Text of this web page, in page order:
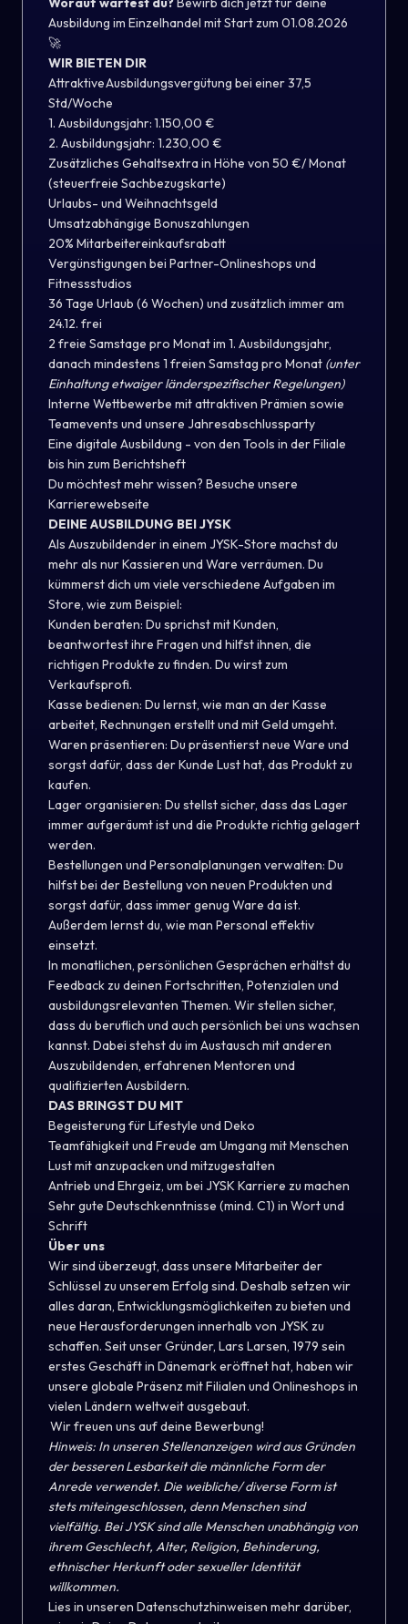
Ausbildung im Einzelhandel mit Start zum 01.08.2026
🚀
WIR BIETEN DIR
Attraktive Ausbildungsvergütung bei einer 37,5
Std/Woche
1. Ausbildungsjahr: 1.150,00 €
2. Ausbildungsjahr: 1.230,00 €
Zusätzliches Gehaltsextra in Höhe von 50 €/ Monat
(steuerfreie Sachbezugskarte)
Urlaubs- und Weihnachtsgeld
Umsatzabhängige Bonuszahlungen
20% Mitarbeitereinkaufsrabatt
Vergünstigungen bei Partner-Onlineshops und
Fitnessstudios
36 Tage Urlaub (6 Wochen) und zusätzlich immer am
24.12. frei
2 freie Samstage pro Monat im 1. Ausbildungsjahr,
danach mindestens 1 freien Samstag pro Monat (unter
Einhaltung etwaiger länderspezifischer Regelungen)
Interne Wettbewerbe mit attraktiven Prämien sowie
Teamevents und unsere Jahresabschlussparty
Eine digitale Ausbildung - von den Tools in der Filiale
bis hin zum Berichtsheft
Du möchtest mehr wissen? Besuche unsere
Karrierewebseite
DEINE AUSBILDUNG BEI JYSK
Als Auszubildender in einem JYSK-Store machst du
mehr als nur Kassieren und Ware verräumen. Du
kümmerst dich um viele verschiedene Aufgaben im
Store, wie zum Beispiel:
Kunden beraten: Du sprichst mit Kunden,
beantwortest ihre Fragen und hilfst ihnen, die
richtigen Produkte zu finden. Du wirst zum
Verkaufsprofi.
Kasse bedienen: Du lernst, wie man an der Kasse
arbeitet, Rechnungen erstellt und mit Geld umgeht.
Waren präsentieren: Du präsentierst neue Ware und
sorgst dafür, dass der Kunde Lust hat, das Produkt zu
kaufen.
Lager organisieren: Du stellst sicher, dass das Lager
immer aufgeräumt ist und die Produkte richtig gelagert
werden.
Bestellungen und Personalplanungen verwalten: Du
hilfst bei der Bestellung von neuen Produkten und
sorgst dafür, dass immer genug Ware da ist.
Außerdem lernst du, wie man Personal effektiv
einsetzt.
In monatlichen, persönlichen Gesprächen erhältst du
Feedback zu deinen Fortschritten, Potenzialen und
ausbildungsrelevanten Themen. Wir stellen sicher,
dass du beruflich und auch persönlich bei uns wachsen
kannst. Dabei stehst du im Austausch mit anderen
Auszubildenden, erfahrenen Mentoren und
qualifizierten Ausbildern.
DAS BRINGST DU MIT
Begeisterung für Lifestyle und Deko
Teamfähigkeit und Freude am Umgang mit Menschen
Lust mit anzupacken und mitzugestalten
Antrieb und Ehrgeiz, um bei JYSK Karriere zu machen
Sehr gute Deutschkenntnisse (mind. C1) in Wort und
Schrift
Über uns
Wir sind überzeugt, dass unsere Mitarbeiter der
Schlüssel zu unserem Erfolg sind. Deshalb setzen wir
alles daran, Entwicklungsmöglichkeiten zu bieten und
neue Herausforderungen innerhalb von JYSK zu
schaffen. Seit unser Gründer, Lars Larsen, 1979 sein
erstes Geschäft in Dänemark eröffnet hat, haben wir
unsere globale Präsenz mit Filialen und Onlineshops in
vielen Ländern weltweit ausgebaut.
Wir freuen uns auf deine Bewerbung!
Hinweis: In unseren Stellenanzeigen wird aus Gründen
der besseren Lesbarkeit die männliche Form der
Anrede verwendet. Die weibliche/ diverse Form ist
stets miteingeschlossen, denn Menschen sind
vielfältig. Bei JYSK sind alle Menschen unabhängig von
ihrem Geschlecht, Alter, Religion, Behinderung,
ethnischer Herkunft oder sexueller Identität
willkommen.
Lies in unseren Datenschutzhinweisen mehr darüber,